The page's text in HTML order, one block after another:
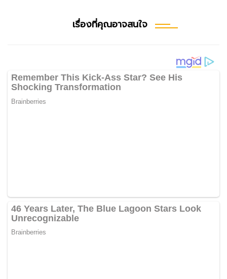
เรื่องที่คุณอาจสนใจ